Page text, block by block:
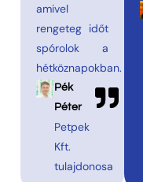
amivel
rengeteg időt
spórolok a
hétköznapokban.
Pék
Péter
Petpek
Kft.
tulajdonosa